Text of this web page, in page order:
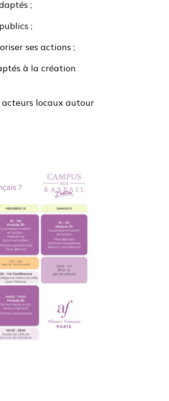
;
;
ses actions ;
à la création
locaux autour